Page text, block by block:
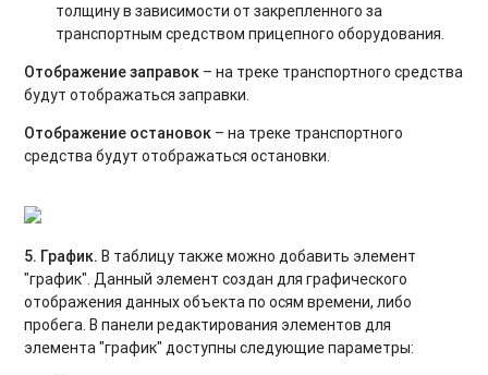
толщину в зависимости от закрепленного за
транспортным средством прицепного оборудования.
Отображение заправок – на треке транспортного средства
будут отображаться заправки.
Отображение остановок – на треке транспортного
средства будут отображаться остановки.
5. График. В таблицу также можно добавить элемент
"график". Данный элемент создан для графического
отображения данных объекта по осям времени, либо
пробега. В панели редактирования элементов для
элемента "график" доступны следующие параметры: